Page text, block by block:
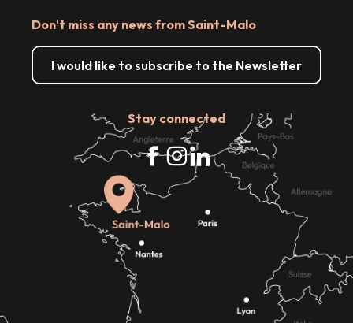
Don't miss any news from Saint-Malo
I would like to subscribe to the Newsletter
Stay connected